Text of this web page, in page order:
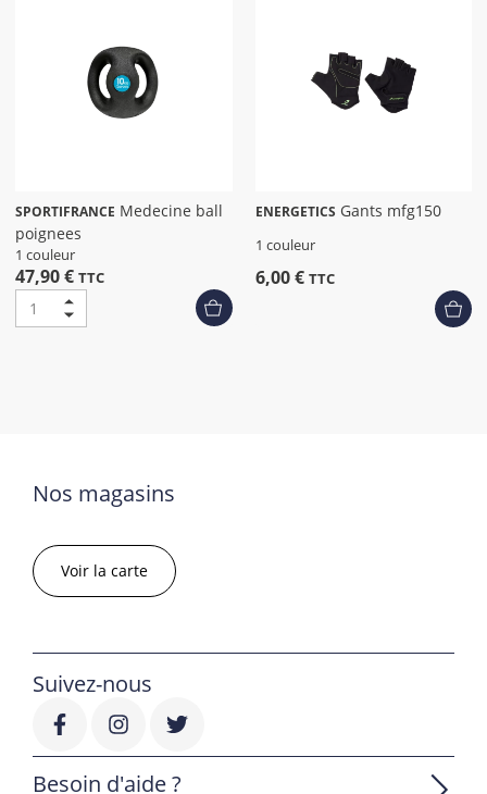
SPORTIFRANCE
poignees
1 couleur
47,90 € TTC
ENERGETICS Gants mfg150
1 couleur
6,00 € TTC
Nos magasins
Voir la carte
Suivez-nous
Besoin d'aide ?